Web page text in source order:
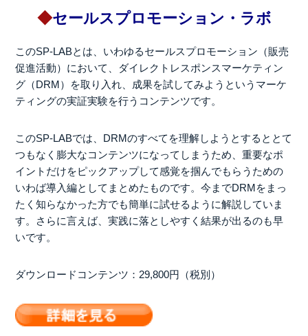
◆セールスプロモーション・ラボ
このSP-LABとは、いわゆるセールスプロモーション（販売
促進活動）において、ダイレクトレスポンスマーケティン
グ（DRM）を取り入れ、成果を試してみようというマーケ
ティングの実証実験を行うコンテンツです。
このSP-LABでは、DRMのすべてを理解しようとするととて
つもなく膨大なコンテンツになってしまうため、重要なポ
イントだけをピックアップして感覚を掴んでもらうための
いわば導入編としてまとめたものです。今までDRMをまっ
たく知らなかった方でも簡単に試せるように解説していま
す。さらに言えば、実践に落としやすく結果が出るのも早
いです。
ダウンロードコンテンツ：29,800円（税別）